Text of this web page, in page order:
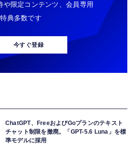
や限定コンテンツ、会員専用
典多数です
今すぐ登録
ChatGPT、FreeおよびGoプランのテキスト
チャット制限を撤廃。「GPT-5.6 Luna」を標
準モデルに採用